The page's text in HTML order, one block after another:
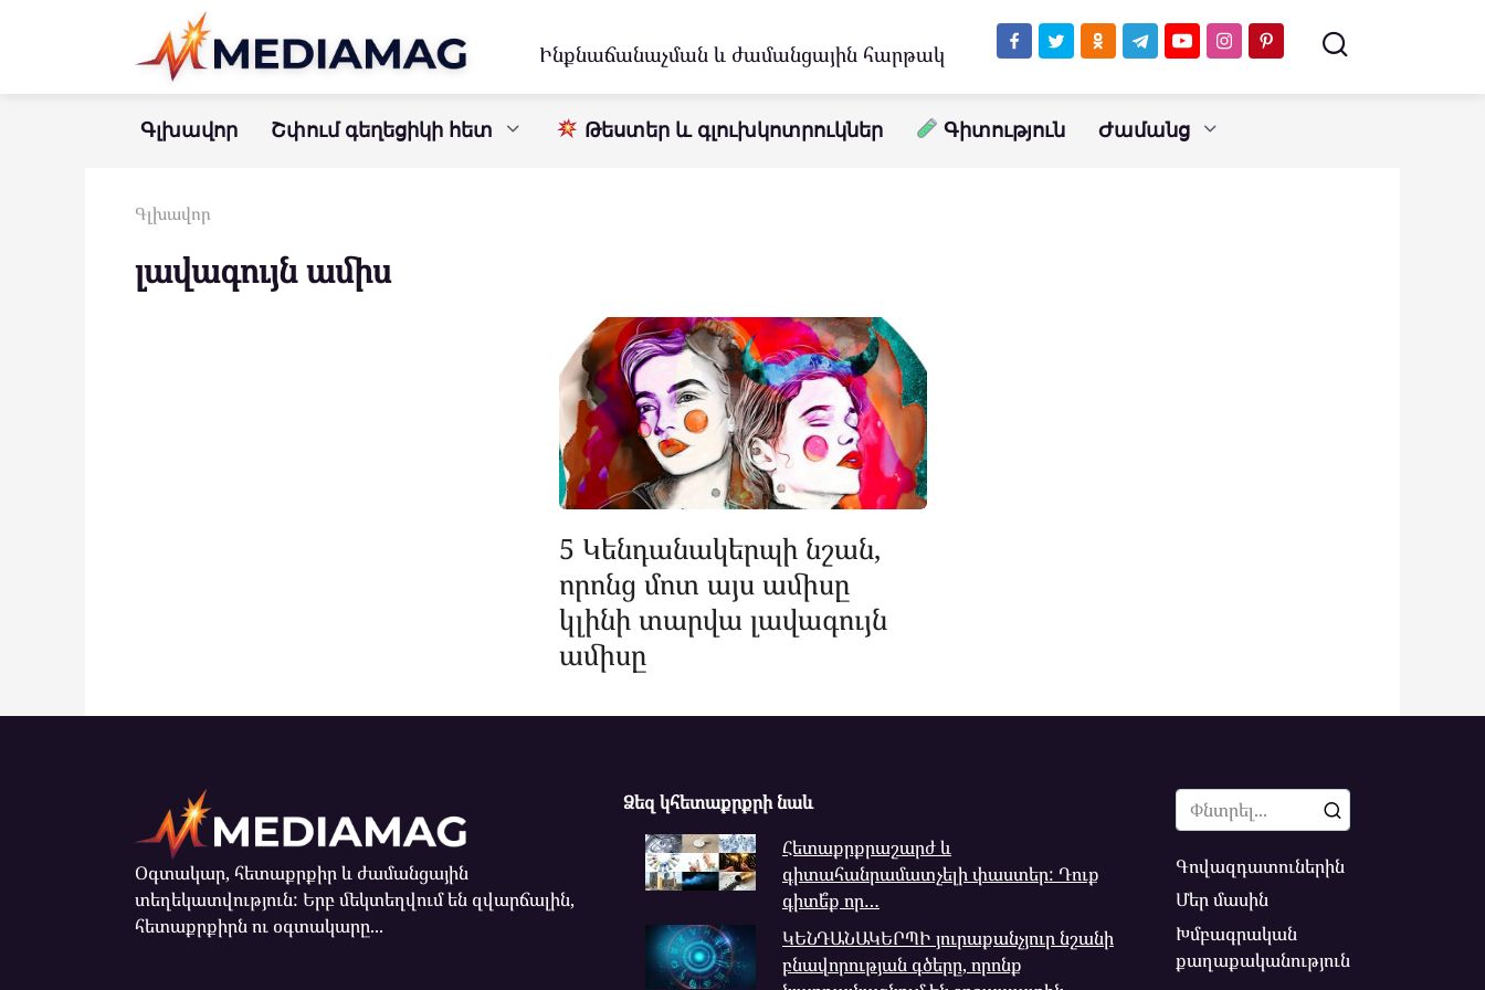
Ինքնաճանաչման և ժամանցային հարթակ
Գլխավոր Շփում գեղեցիկի հետ Թեստեր և գլուխկոտրուկներ Գիտություն Ժամանց
Գլխավոր
լավագույն ամիս
5 Կենդանակերպի նշան,
որոնց մոտ այս ամիսը
կլինի տարվա լավագույն
ամիսը
Օգտակար, հետաքրքիր և ժամանցային
տեղեկատվություն: Երբ մեկտեղվում են զվարճալին,
հետաքրքիրն ու օգտակարը...
Ձեզ կհետաքրքրի նաև
Հետաքրքրաշարժ և
գիտահանրամատչելի փաստեր: Դուք
գիտե՞ք որ…
ԿԵՆԴԱՆԱԿԵՐՊԻ յուրաքանչյուր նշանի
բնավորության գծերը, որոնք
Search
for:
Գովազդատուներին
Մեր մասին
Խմբագրական
քաղաքականություն